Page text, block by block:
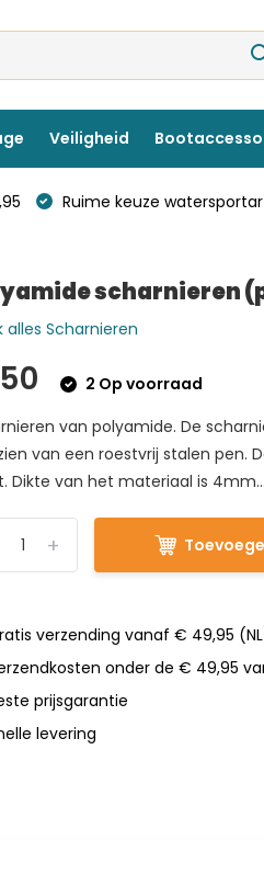
Veiligheid
Ruime keuze
scharnieren
alles Scharnieren
2 Op voorraad
van polyamide. De
van een roestvrij stalen pen.
Dikte van het materiaal is
+
verzending vanaf € 49,95
onder de € 49,95
prijsgarantie
levering